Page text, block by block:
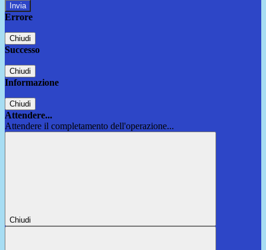
Errore
Chiudi
Successo
Chiudi
Informazione
Chiudi
Attendere...
Attendere il completamento dell'operazione...
Chiudi